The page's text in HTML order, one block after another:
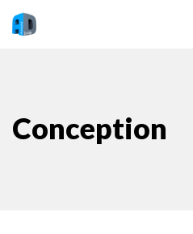
Conception